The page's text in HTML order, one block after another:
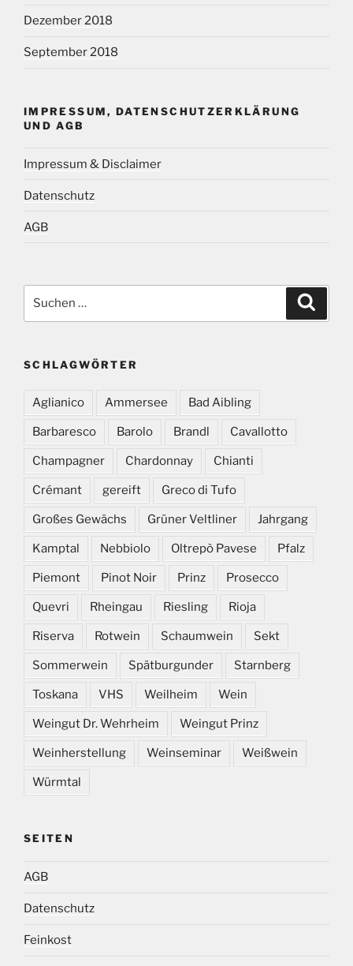
Dezember 2018
September 2018
IMPRESSUM, DATENSCHUTZERKLÄRUNG
UND AGB
Impressum & Disclaimer
Datenschutz
AGB
nach:
SCHLAGWÖRTER
Aglianico Ammersee Bad Aibling
Barbaresco Barolo Brandl Cavallotto
Champagner Chardonnay Chianti
Crémant gereift Greco di Tufo
Großes Gewächs Grüner Veltliner Jahrgang
Kamptal Nebbiolo Oltrepò Pavese Pfalz
Piemont Pinot Noir Prinz Prosecco
Quevri Rheingau Riesling Rioja
Riserva Rotwein Schaumwein Sekt
Sommerwein Spätburgunder Starnberg
Toskana VHS Weilheim Wein
Weingut Dr. Wehrheim Weingut Prinz
Weinherstellung Weinseminar Weißwein
Würmtal
SEITEN
AGB
Datenschutz
Feinkost